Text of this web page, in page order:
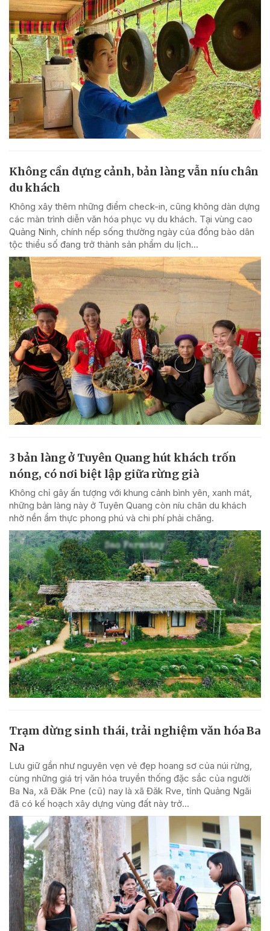
Không cần dựng cảnh, bản làng vẫn níu chân
du khách
Không xây thêm những điểm check-in, cũng không dàn dựng
các màn trình diễn văn hóa phục vụ du khách. Tại vùng cao
Quảng Ninh, chính nếp sống thường ngày của đồng bào dân
tộc thiểu số đang trở thành sản phẩm du lịch...
3 bản làng ở Tuyên Quang hút khách trốn
nóng, có nơi biệt lập giữa rừng già
Không chỉ gây ấn tượng với khung cảnh bình yên, xanh mát,
những bản làng này ở Tuyên Quang còn níu chân du khách
nhờ nền ẩm thực phong phú và chi phí phải chăng.
Trạm dừng sinh thái, trải nghiệm văn hóa Ba
Na
Lưu giữ gần như nguyên vẹn vẻ đẹp hoang sơ của núi rừng,
cùng những giá trị văn hóa truyền thống đặc sắc của người
Ba Na, xã Đăk Pne (cũ) nay là xã Đăk Rve, tỉnh Quảng Ngãi
đã có kế hoạch xây dựng vùng đất này trở...